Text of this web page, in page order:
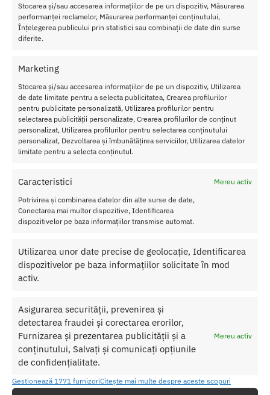
Stocarea și/sau accesarea informațiilor de pe un dispozitiv, Măsurarea
performanței reclamelor, Măsurarea performanței conținutului,
Înțelegerea publicului prin statistici sau combinații de date din surse
diferite.
Marketing
Stocarea și/sau accesarea informațiilor de pe un dispozitiv, Utilizarea
de date limitate pentru a selecta publicitatea, Crearea profilurilor
pentru publicitate personalizată, Utilizarea profilurilor pentru
selectarea publicității personalizate, Crearea profilurilor de conținut
personalizat, Utilizarea profilurilor pentru selectarea conținutului
personalizat, Dezvoltarea și îmbunătățirea serviciilor, Utilizarea datelor
limitate pentru a selecta conținutul.
Caracteristici
Mereu activ
Potrivirea și combinarea datelor din alte surse de date,
Conectarea mai multor dispozitive, Identificarea
dispozitivelor pe baza informațiilor transmise automat.
Utilizarea unor date precise de geolocație, Identificarea
dispozitivelor pe baza informațiilor solicitate în mod
activ.
Asigurarea securității, prevenirea și
detectarea fraudei și corectarea erorilor,
Furnizarea și prezentarea publicității și a
conținutului, Salvați și comunicați opțiunile
de confidențialitate.
Mereu activ
Gestionează 1771 furnizoriCitește mai multe despre aceste scopuri
favorit in forma de glont. Puneti boxeri, introduceti un packer, o
sonda sau un dong si sunteti gata pentru actiunea orgasmica unu-
la-unu. AcestiBoxeri Strapon Shorts Lsunt fabricati din
buzunare interne si o curea interna, pentru a-ti securiza dongul tau
preferat.
Material Boxeri Strapon Shorts L:95% bumbac, 5% spandex, inel
din silicon premium.
Etichetă:
Produse similare
-12%